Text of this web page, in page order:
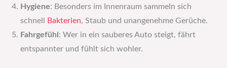
Hygiene: Besonders im Innenraum sammeln sich
schnell
Bakterien, Staub und unangenehme Gerüche.
Fahrgefühl : Wer in ein sauberes Auto steigt, fährt
entspannter und fühlt sich wohler.